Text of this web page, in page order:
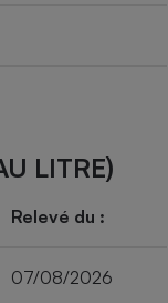
LITRE)
Relevé du :
07/08/2026